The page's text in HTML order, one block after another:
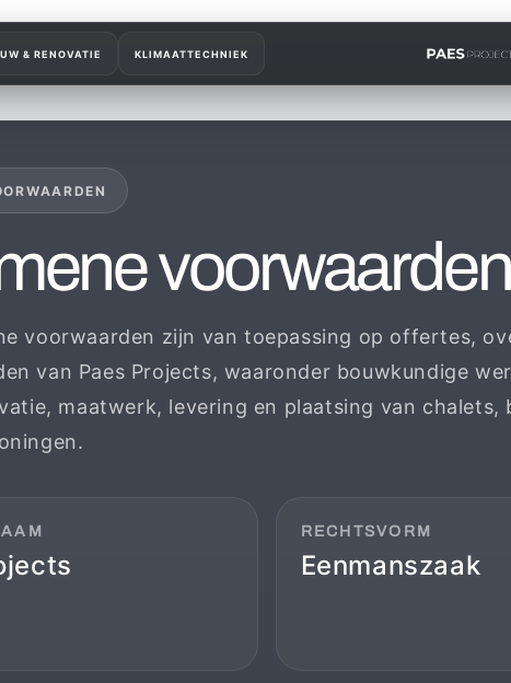
& RENOVATIE KLIMAATTECHNIEK
voorwaarden
voorwaarden zijn van toepassing op offertes,
van Paes Projects, waaronder bouwkundige
maatwerk, levering en plaatsing van chalets,
RECHTSVORM
Eenmanszaak